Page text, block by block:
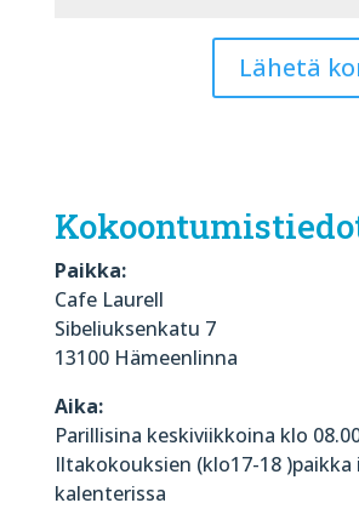
Paikka:
Cafe Laurell
Sibeliuksenkatu 7
13100 Hämeenlinna
Aika:
Parillisina keskiviikkoina klo
Iltakokouksien (klo17-18
kalenterissa